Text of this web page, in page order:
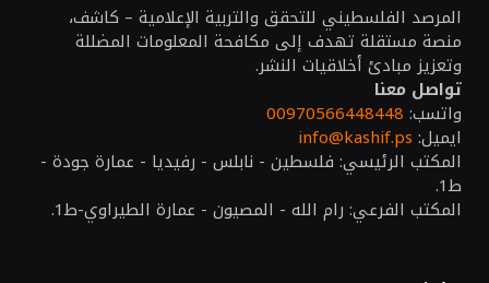
المرصد الفلسطيني للتحقق والتربية الإعلامية – كاشف،
منصة مستقلة تهدف إلى مكافحة المعلومات المضللة
وتعزيز مبادئ أخلاقيات النشر.
تواصل معنا
واتسب: 00970566448448
ايميل: info@kashif.ps
المكتب الرئيسي: فلسطين - نابلس - رفيديا - عمارة جودة -
ط1.
المكتب الفرعي: رام الله - المصيون - عمارة الطيراوي-ط1.